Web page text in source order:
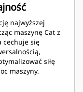
najwyższej
maszynę Cat z
cechuje się
siłę
maszyny.